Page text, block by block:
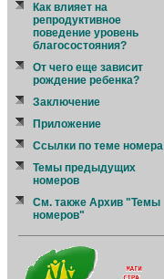
Как влияет на
репродуктивное
поведение уровень
благосостояния?
От чего еще зависит
рождение ребенка?
Заключение
Приложение
Ссылки по теме номера
Темы предыдущих
номеров
См. также Архив "Темы
номеров"